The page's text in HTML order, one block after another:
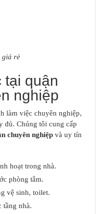
giá rẻ
tại quận
nghiệp
làm việc chuyên nghiệp,
đủ. Chúng tôi cung cấp
chuyên nghiệp và uy tín
hoạt trong nhà.
phòng tắm.
vệ sinh, toilet.
tầng nhà.